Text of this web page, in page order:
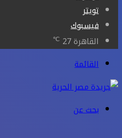
تويتر
فيسبوك
القاهرة27
℃
القائمة
بحث عن